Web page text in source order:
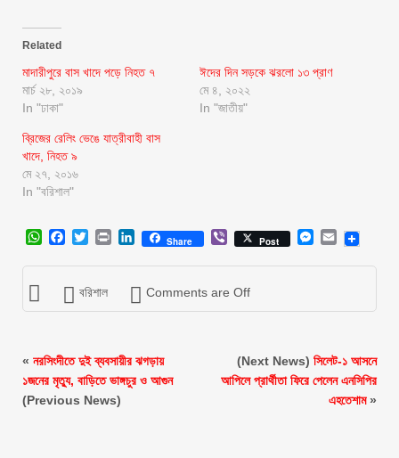
Related
মাদারীপুরে বাস খাদে পড়ে নিহত ৭
মার্চ ২৮, ২০১৯
In "ঢাকা"
ঈদের দিন সড়কে ঝরলো ১৩ প্রাণ
মে ৪, ২০২২
In "জাতীয়"
ব্রিজের রেলিং ভেঙে যাত্রীবাহী বাস
খাদে, নিহত ৯
মে ২৭, ২০১৬
In "বরিশাল"
WhatsApp
Facebook
Twitter
Print LinkedIn
Share ViberPost Messenger
Email
বরিশাল Comments are Off
« নরসিংদীতে দুই ব্যবসায়ীর ঝগড়ায়
১জনের মৃত্যু, বাড়িতে ভাঙ্গচুর ও আগুন
(Previous News)
(Next News) সিলেট-১ আসনে
আপিলে প্রার্থীতা ফিরে পেলেন এনসিপির
এহতেশাম»